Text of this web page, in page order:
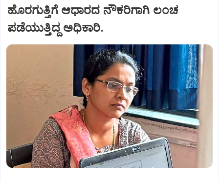
ಹೊರಗುತ್ತಿಗೆ ಆಧಾರದ ನೌಕರಿಗಾಗಿ ಲಂಚ
ಪಡೆಯುತ್ತಿದ್ದ ಅಧಿಕಾರಿ.